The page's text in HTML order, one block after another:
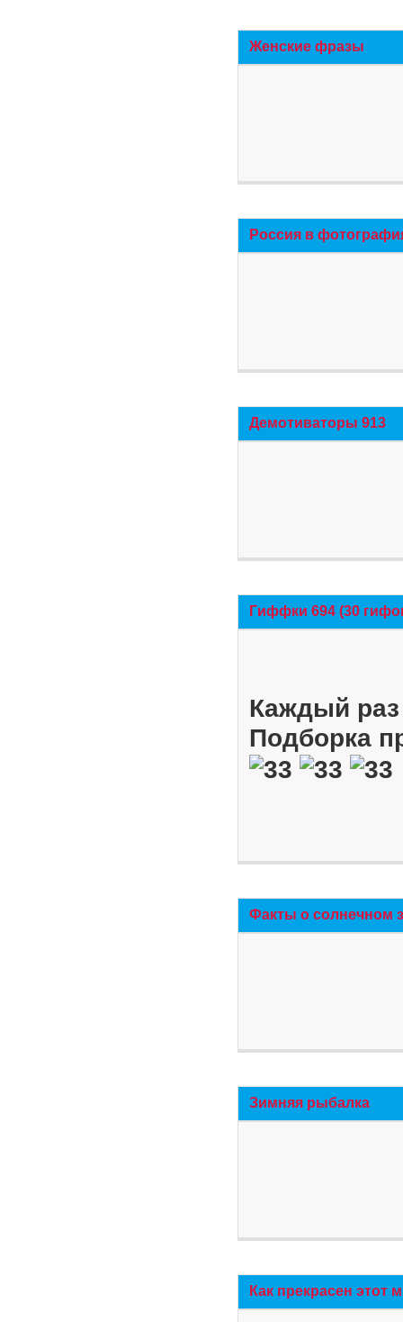
Женские фразы
Россия в
Демотиваторы 913
Гиффки 694 (30
Каждый
Подборка
Факты о солнечном
Зимняя рыбалка
Как прекрасен этот